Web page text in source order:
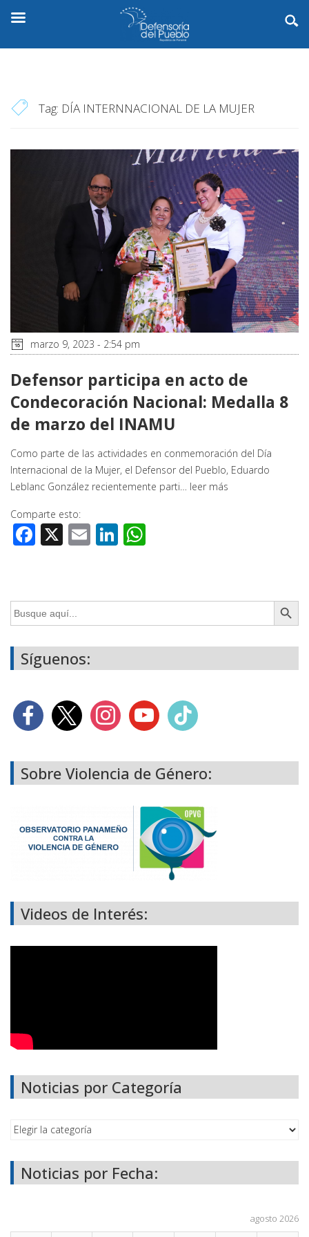
Tag: DÍA INTERNNACIONAL DE LA MUJER
marzo 9, 2023 - 2:54 pm
Defensor participa en acto de
Condecoración Nacional: Medalla 8
de marzo del INAMU
Como parte de las actividades en conmemoración del Día
Internacional de la Mujer, el Defensor del Pueblo, Eduardo
Leblanc González recientemente parti… leer más
Comparte esto:
Facebook
X EmailLinkedIn
Buscar: Botón de
Síguenos:
Sobre Violencia de Género:
Videos de Interés:
Noticias por Categoría
Noticias por Fecha:
agosto 2026